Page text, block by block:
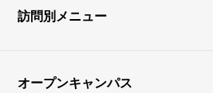
訪問別メニュー
オープンキャンパス